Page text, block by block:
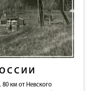
80 км от Невского